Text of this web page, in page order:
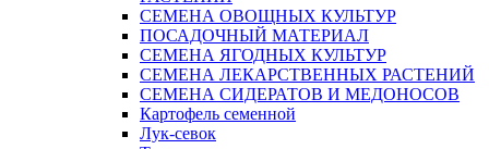
СЕМЕНА ОВОЩНЫХ КУЛЬТУР
ПОСАДОЧНЫЙ МАТЕРИАЛ
СЕМЕНА ЯГОДНЫХ КУЛЬТУР
СЕМЕНА ЛЕКАРСТВЕННЫХ РАСТЕНИЙ
СЕМЕНА СИДЕРАТОВ И МЕДОНОСОВ
Картофель семенной
Лук-севок